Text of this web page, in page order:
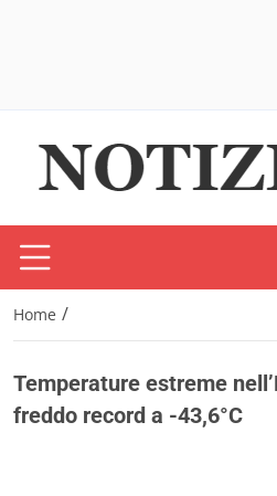
Home /
Temperature estreme
freddo record a -43,6°C